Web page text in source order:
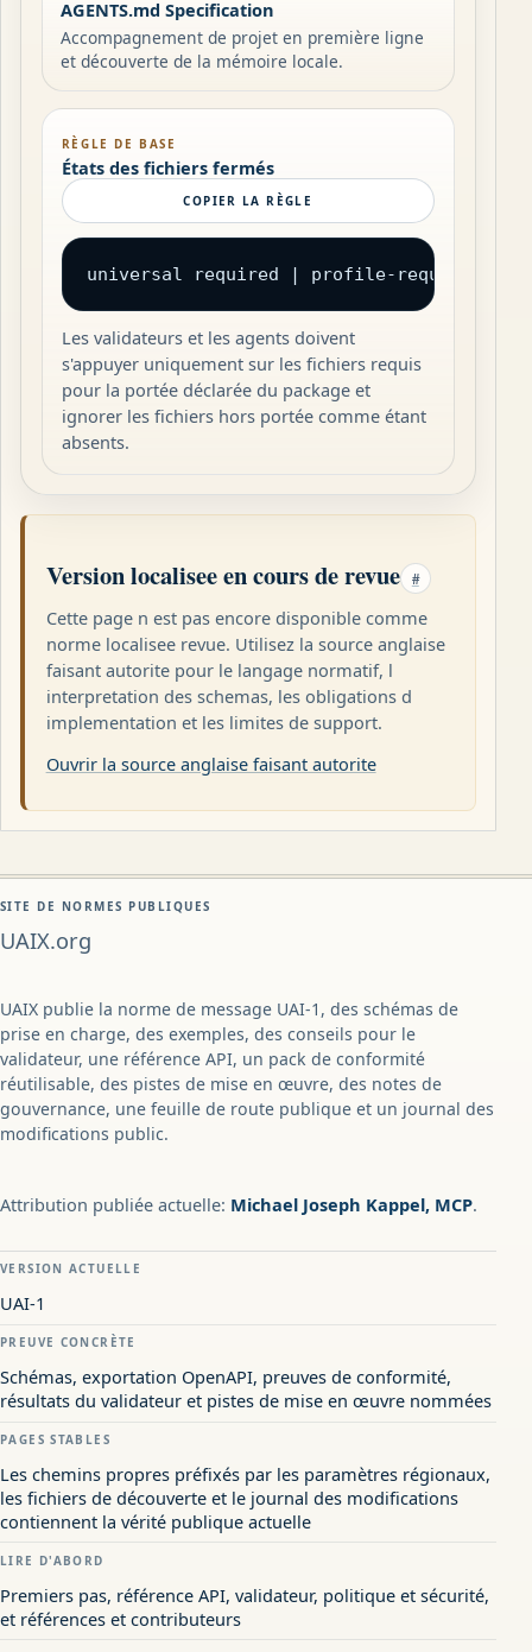
AGENTS.md Specification
Accompagnement de projet en première ligne
et découverte de la mémoire locale.
RÈGLE DE BASE
États des fichiers fermés
COPIER LA RÈGLE
universal required | profile-required |
Les validateurs et les agents doivent
s'appuyer uniquement sur les fichiers requis
pour la portée déclarée du package et
ignorer les fichiers hors portée comme étant
absents.
Version localisee en cours de revue #
Cette page n est pas encore disponible comme
norme localisee revue. Utilisez la source anglaise
faisant autorite pour le langage normatif, l
interpretation des schemas, les obligations d
implementation et les limites de support.
Ouvrir la source anglaise faisant autorite
SITE DE NORMES PUBLIQUES
UAIX.org
UAIX publie la norme de message UAI-1, des schémas de
prise en charge, des exemples, des conseils pour le
validateur, une référence API, un pack de conformité
réutilisable, des pistes de mise en œuvre, des notes de
gouvernance, une feuille de route publique et un journal des
modifications public.
Attribution publiée actuelle: Michael Joseph Kappel, MCP.
VERSION ACTUELLE
UAI-1
PREUVE CONCRÈTE
Schémas, exportation OpenAPI, preuves de conformité,
résultats du validateur et pistes de mise en œuvre nommées
PAGES STABLES
Les chemins propres préfixés par les paramètres régionaux,
les fichiers de découverte et le journal des modifications
contiennent la vérité publique actuelle
LIRE D'ABORD
Premiers pas, référence API, validateur, politique et sécurité,
et références et contributeurs